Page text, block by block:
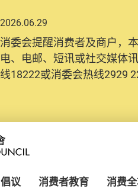
2026.06.29
消委会提醒消费者及商户，
电、电邮、短讯或社交媒体
线18222或消委会热线2929
2025.10.31
为提升使用者体验及网络安
消费者需要提供基本联络资
纪录将清晰整合于帐户中，
倡议 消费者教育 消费